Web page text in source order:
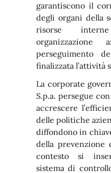
garantiscono il
degli organi della
risorse
organizzazione
perseguimento
finalizzata l’attività
La corporate
S.p.a. persegue
accrescere
delle politiche
diffondono in
della prevenzione
contesto si
sistema di